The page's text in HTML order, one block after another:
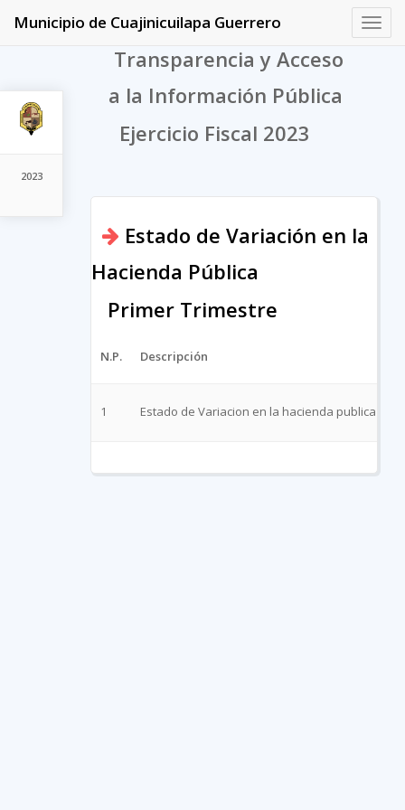
2023
Municipio de Cuajinicuilapa Guerrero
Transparencia y Acceso
a la Información Pública
Ejercicio Fiscal 2023
Estado de Variación en la
Hacienda Pública
Primer Trimestre
N.P. Descripción
1 Estado de Variacion en la hacienda publica